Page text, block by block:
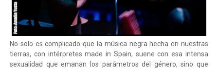
No solo es complicado que la música negra hecha en nuestras
tierras, con intérpretes made in Spain, suene con esa intensa
sexualidad que emanan los parámetros del género, sino que